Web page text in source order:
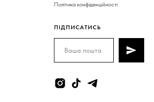
Політика конфіденційності
ПІДПИСАТИСЬ